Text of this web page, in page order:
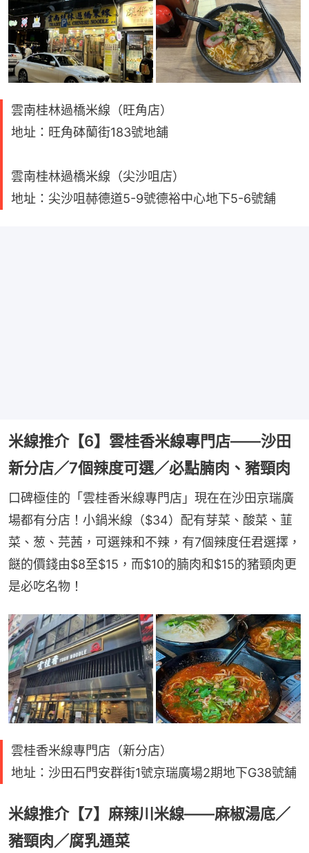
雲南桂林過橋米線（旺角店）
地址：旺角砵蘭街183號地舖
雲南桂林過橋米線（尖沙咀店）
地址：尖沙咀赫德道5-9號德裕中心地下5-6號舖
米線推介【6】雲桂香米線專門店——沙田
新分店／7個辣度可選／必點腩肉、豬頸肉
口碑極佳的「雲桂香米線專門店」現在在沙田京瑞廣
場都有分店！小鍋米線（$34）配有芽菜、酸菜、韮
菜、葱、芫茜，可選辣和不辣，有7個辣度任君選擇，
餸的價錢由$8至$15，而$10的腩肉和$15的豬頸肉更
是必吃名物！
雲桂香米線專門店（新分店）
地址：沙田石門安群街1號京瑞廣場2期地下G38號舖
米線推介【7】麻辣川米線——麻椒湯底／
豬頸肉／腐乳通菜